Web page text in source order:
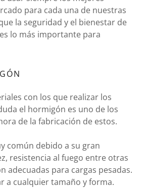
para cada una de nuestras
la seguridad y el bienestar de
lo más importante para
con los que realizar los
el hormigón es uno de los
de la fabricación de estos.
común debido a su gran
resistencia al fuego entre otras
adecuadas para cargas pesadas.
a cualquier tamaño y forma.